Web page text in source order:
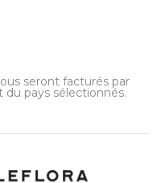
seront facturés par
pays sélectionnés.